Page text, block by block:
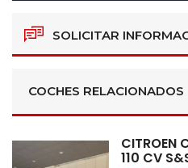
SOLICITAR
COCHES RELACIONADOS
CITROEN
110 CV